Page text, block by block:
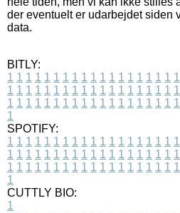
der eventuelt er udarbejdet siden
data.
BITLY:
1 1 1 1 1 1 1 1 1 1 1 1 1 1 1 1 1 1 1
1 1 1 1 1 1 1 1 1 1 1 1 1 1 1 1 1 1 1
1 1 1 1 1 1 1 1 1 1 1 1 1 1 1 1 1 1 1
1
SPOTIFY:
1 1 1 1 1 1 1 1 1 1 1 1 1 1 1 1 1 1 1
1 1 1 1 1 1 1 1 1 1 1 1 1 1 1 1 1 1 1
1 1 1 1 1 1 1 1 1 1 1 1 1 1 1 1 1 1 1
1
CUTTLY BIO:
1